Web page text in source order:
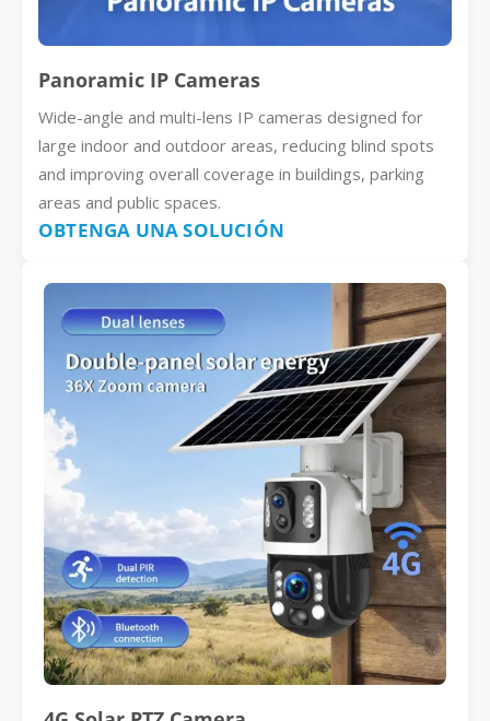
Panoramic IP Cameras
Wide-angle and multi-lens IP cameras designed for
large indoor and outdoor areas, reducing blind spots
and improving overall coverage in buildings, parking
areas and public spaces.
OBTENGA UNA SOLUCIÓN